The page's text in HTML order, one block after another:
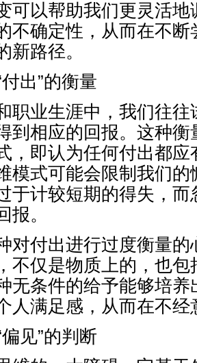
可以帮助我们更灵活地
不确定性，从而在不断
新路径。
出”的衡量
职业生涯中，我们往往
到相应的回报。这种
，即认为任何付出都
模式可能会限制我们的
于计较短期的得失，
报。
对付出进行过度衡量的
不仅是物质上的，也
无条件的给予能够培
人满足感，从而在不
见”的判断